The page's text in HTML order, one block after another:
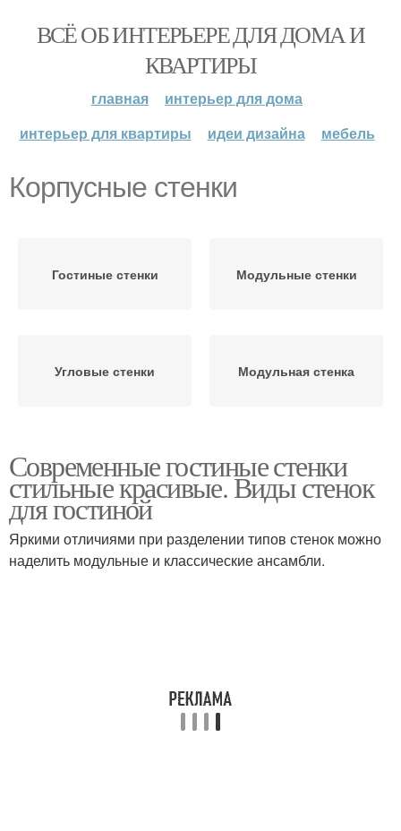
ВСЁ ОБ ИНТЕРЬЕРЕ ДЛЯ ДОМА И
КВАРТИРЫ
главная
интерьер для дома
интерьер для квартиры
идеи дизайна мебель
Корпусные стенки
Гостиные стенки Модульные стенки
Угловые стенки Модульная стенка
Современные гостиные стенки
стильные красивые. Виды стенок
для гостиной
Яркими отличиями при разделении типов стенок можно
наделить модульные и классические ансамбли.